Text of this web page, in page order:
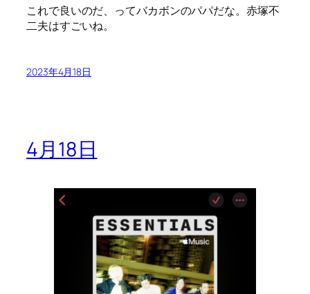
これで良いのだ、ってバカボンのパパだな。赤塚不
二夫はすごいね。
2023年4月18日
4月18日